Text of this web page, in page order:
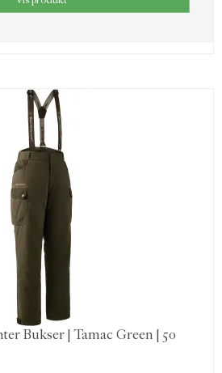
Bukser | Tamac Green | 50